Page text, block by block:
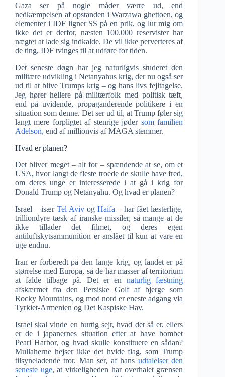
Gaza ser på nogle måder værre ud, end
nedkæmpelsen af opstanden i Warzawa ghettoen, og
elementer i IDF ligner SS på en prik, og lur mig om
ikke det er derfor, næsten 100.000 reservister har
nægtet at lade sig indkalde. De vil ikke perverteres af
de ting, IDF tvinges til at udføre for tiden.
Det seneste døgn har jeg naturligvis studeret den
militære udvikling i Netanyahus krig, der nu også ser
ud til at blive Trumps krig – og hans livs fejltagelse.
Jeg hører hellere på militærfolk med politisk tæft,
end på uvidende, propaganderende politikere i en
situation som denne. Det ser ud til, at Trump føler sig
langt mere forpligtet af stenrige jødersom familien
Adelson, end af millionvis af MAGA stemmer.
Hvad er planen?
Det bliver meget – alt for – spændende at se, om et
USA, hvor langt de fleste troede de skulle have fred,
om deres unge er interesserede i at gå i krig for
Donald Trump og Netanyahu. Og hvad er planen?
Israel – isærTel Aviv ogHaifa– har fået læsterlige,
trilliondyre tæsk af iranske missiler, så mange at de
ikke tillader det filmet, og deres egen
antiluftskytsammunition er anslået til kun at vare en
uge endnu.
Iran er forberedt på den lange krig, og landet er på
størrelse med Europa, så de har masser af territorium
at falde tilbage på. Det er ennaturlig fæstning
afskærmet fra den Persiske Golf af bjerge som
Rocky Mountains, og mod nord er eneste adgang via
Tyrkiet-Armenien og Det Kaspiske Hav.
Israel skal vinde en hurtig sejr, hvad det så er, ellers
er de i japanernes situation efter at have bombet
Pearl Harbor, og hvad skulle konstituere en sådan?
Mullaherne hejser ikke det hvide flag, som Trump
tilsyneladende tror. Man ser, af hans udtalelser den
seneste uge, at virkeligheden har overhalet grænsen